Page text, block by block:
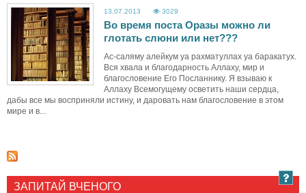
13.07.2013 3029
Во время поста Оразы можно ли
глотать слюни или нет???
Ас-саляму алейкум уа рахматуллах уа баракатух.
Вся хвала и благодарность Аллаху, мир и
благословение Его Посланнику. Я взываю к
Аллаху Всемогущему осветить наши сердца,
дабы все мы восприняли истину, и даровать нам благословение в этом
мире и в...
ЗАПИТАЙ ВЧЕНОГО